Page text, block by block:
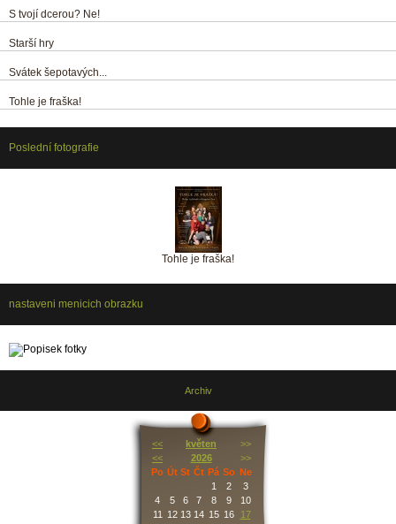
S tvojí dcerou? Ne!
Starší hry
Svátek šepotavých...
Tohle je fraška!
Poslední fotografie
Tohle je fraška!
nastaveni menicich obrazku
Archiv
<< květen
>>
<<
2026
>>
Po Út St Čt Pá So Ne
1
2
3
4
5 6 7 8 9
10
11
12 13 14 15 16
17